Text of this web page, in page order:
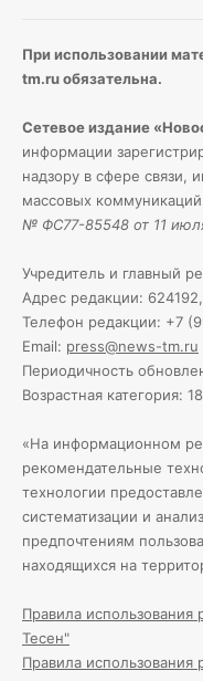
При использовании
tm.ru обязательна.
Сетевое издание
информации
надзору в сфере связи,
массовых
№ ФС77-85548 от 11
Учредитель и главный
Адрес редакции:
Телефон редакции: +7
Email: press@news-tm.ru
Периодичность
Возрастная категория:
«На информационном
рекомендательные
технологии
систематизации и
предпочтениям
находящихся на
Правила
Тесен"
Правила использования